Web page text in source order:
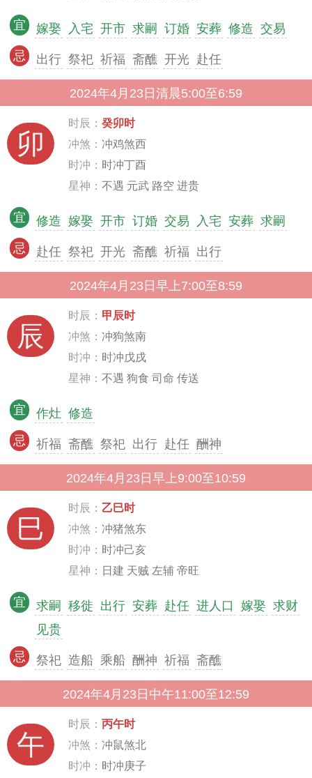
宜 嫁娶 入宅 开市 求嗣 订婚 安葬 修造 交易
忌 出行 祭祀 祈福 斋醮 开光 赴任
2024年4月23日清晨5:00至6:59
卯
时辰： 癸卯时
冲煞： 冲鸡煞西
时冲： 时冲丁酉
星神： 不遇 元武 路空 进贵
宜 修造 嫁娶 开市 订婚 交易 入宅 安葬 求嗣
忌 赴任 祭祀 开光 斋醮 祈福 出行
2024年4月23日早上7:00至8:59
辰
时辰： 甲辰时
冲煞： 冲狗煞南
时冲： 时冲戊戌
星神： 不遇 狗食 司命 传送
宜 作灶 修造
忌 祈福 斋醮 祭祀 出行 赴任 酬神
2024年4月23日早上9:00至10:59
巳
时辰： 乙巳时
冲煞： 冲猪煞东
时冲： 时冲己亥
星神： 日建 天贼 左辅 帝旺
宜 求嗣 移徙 出行 安葬 赴任 进人口 嫁娶 求财
见贵
忌 祭祀 造船 乘船 酬神 祈福 斋醮
2024年4月23日中午11:00至12:59
午
时辰： 丙午时
冲煞： 冲鼠煞北
时冲： 时冲庚子